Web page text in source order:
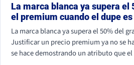
La marca blanca ya supera el
el premium cuando el dupe
La marca blanca ya supera el 50% del
Justificar un precio premium ya no se
se hace demostrando un atributo que